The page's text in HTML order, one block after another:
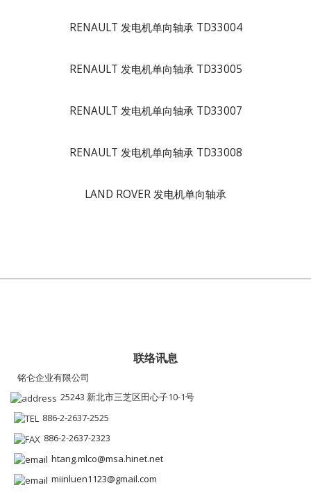
RENAULT 发电机单向轴承 TD33004
RENAULT 发电机单向轴承 TD33005
RENAULT 发电机单向轴承 TD33007
RENAULT 发电机单向轴承 TD33008
LAND ROVER 发电机单向轴承
联络讯息
铭仑企业有限公司
25243 新北市三芝区田心子10-1号
886-2-2637-2525
886-2-2637-2323
htang.mlco@msa.hinet.net
miinluen1123@gmail.com